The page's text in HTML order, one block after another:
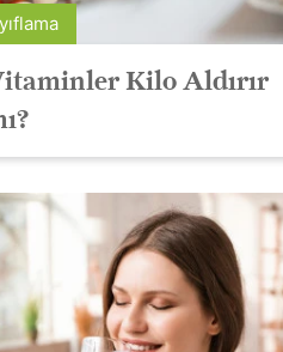
Kilo Aldırır